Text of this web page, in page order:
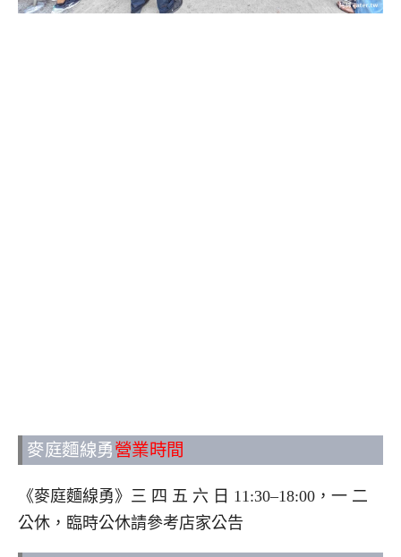
麥庭麵線勇營業時間
《麥庭麵線勇》三 四 五 六 日 11:30–18:00，一 二
公休，臨時公休請參考店家公告